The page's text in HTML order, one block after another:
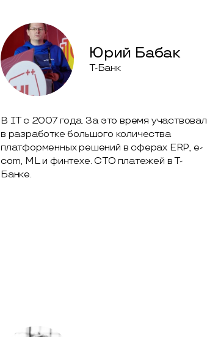
Юрий Бабак
Т-Банк
В IТ с 2007 года. За это время участвовал
в разработке большого количества
платформенных решений в сферах ERP, e-
com, ML и финтехе. CTO платежей в Т-
Банке.